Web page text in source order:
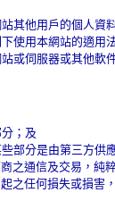
其他用戶的個人資
使用本網站的適用
或伺服器或其他軟
；及
部分是由第三方供
之通信及交易，純
之任何損失或損害